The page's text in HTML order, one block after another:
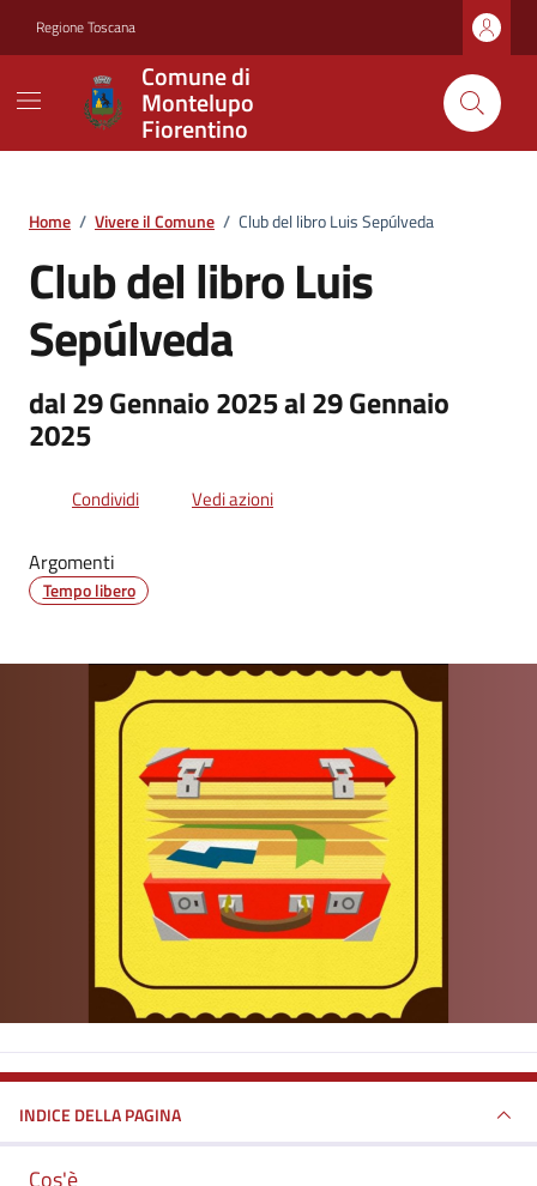
Regione Toscana
Comune di
Montelupo
Fiorentino
Home / Vivere il Comune / Club del libro Luis Sepúlveda
Club del libro Luis
Sepúlveda
dal 29 Gennaio 2025 al 29 Gennaio
2025
Condividi Vedi azioni
Argomenti
Tempo libero
INDICE DELLA PAGINA
Cos'è